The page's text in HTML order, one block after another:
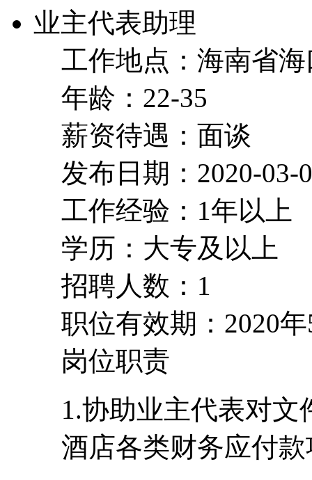
业主代表助理
工作地点：海南省
年龄：22-35
薪资待遇：面谈
发布日期：2020-03-
工作经验：1年以上
学历：大专及以上
招聘人数：1
职位有效期：2020
岗位职责
1.协助业主代表对
酒店各类财务应付